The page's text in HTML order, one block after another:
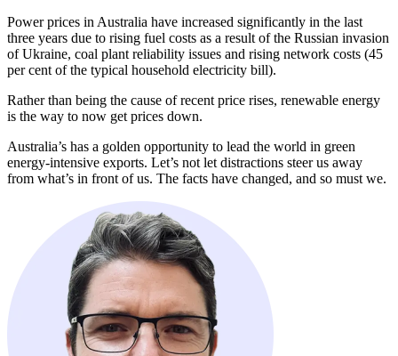
Power prices in Australia have increased significantly in the last
three years due to rising fuel costs as a result of the Russian invasion
of Ukraine, coal plant reliability issues and rising network costs (45
per cent of the typical household electricity bill).​​​​‌ ‍ ​‍​‍‌‍ ‌ ​‍‌‍‍‌‌‍‌ ‌‍‍‌‌‍ ‍​‍​‍​ ‍‍​‍​‍‌ ​ ‌‍​‌‌‍ ‍‌‍‍‌‌ ‌​‌ ‍‌​‍ ‍‌‍‍‌‌‍ ​‍​‍​‍ ​​‍​‍‌‍‍​‌ ​‍‌‍‌‌‌‍‌‍​‍​‍​ ‍‍​‍​‍‌‍‍​‌ ‌​‌ ‌​‌ ​​​ ‍‍​‍ ​‍ ‌‍ ​‌‍ ‌‍​ ‌‍​‌‌‍ ​‌‍‍​‌‍ ‌ ​ ‌ ‌​​ ‍‍​ ​ ​ ​ ​ ​ ​ ​ ​‍ ‌‍‍‌‌‍ ‍‌ ‌​‌‍‌‌‌‍ ‍‌ ‌​​‍ ‌‍‌‌‌‍‌​‌‍‍‌‌ ‌​​‍ ‌‍ ‌‌‍ ‌‍‌​‌‍‌‌​ ‌‌ ​​‌ ​‍‌‍‌‌‌ ​ ‌‍‌‌‌‍ ‍‌ ‌​‌‍​‌‌ ‌​‌‍‍‌‌‍ ‌‍ ‍​ ‍ ‌‍‍‌‌‍‌​​ ‌​ ​​‌‍​‌​ ‌‍​ ‌‌​ ‍​​ ‌‍​ ​​‌‍​‌​‍ ‌‌‍‌‌​ ‌​​ ​​​ ‌​​‍ ‌​ ‌​​ ​ ​ ‍‌​ ‌​​‍ ‌‌‍​‍‌‍‌​‌‍​ ​ ‌ ​‍ ‌​ ​ ​ ​​​ ‍‌​ ‌ ​ ​‌​ ‌‌‌‍​‍​ ​‍‌‍​‌​ ​‍​ ‍‌​ ‍​​ ‍ ‌ ‌​‌ ‍‌‌ ​​‌‍‌‌​ ‌‌‍ ‍‌‍‌‌‌ ‌ ‌ ​ ​ ‍ ‌ ​​‌‍​‌‌ ‌​‌‍‍​​ ‌‌‍​ ‌‍ ‌‍ ‍‌ ‌​‌‍‌‌‌‍ ‍‌ ‌​​‍‌‌​ ‌‌‌​​‍‌‌ ‌‍‍ ‌‍‌‌‌ ‍‌​‍‌‌​ ​ ‌​‌​​‍‌‌​ ​ ‌​‌​​‍‌‌​ ​‍​ ​‍​ ​​‌‍‌‍‌‍​‍​ ​ ​ ‍​​ ‌​​ ‌​‌‍‌‍‌‍​ ​ ‌‌‌‍‌‍‌‍‌‌​‍‌‌​ ​‍​ ​‍​‍‌‌​ ‌‌‌​‌​​‍ ‍‌‍​ ‌‍‍​‌‍‍‌‌‍ ​‌‍‌​‌ ​‍‌‍‌‌‌‍ ‍​‍‌‌​ ‌‌‌​​‍‌‌ ‌‍‍ ‌‍‌‌‌ ‍‌​‍‌‌​ ​ ‌​‌​​‍‌‌​ ​ ‌​‌​​‍‌‌​ ​‍​ ​‍​ ‌​​ ‌‍‌‍‌‍‌‍‌‌‌‍‌‍​ ‍‌​ ​ ‌‍​‍‌‍​ ​ ​​​ ‌‌‌‍‌‍​ ​​​‍‌‌​ ​‍​ ​‍​‍‌‌​ ‌‌‌​‌​​‍ ‍‌ ‌​‌‍‌‌‌ ‍​‌ ‌​​ ‌‍​‍‌‍​‌‌ ​ ‌‍‌‌‌‌‌‌‌ ​‍‌‍ ​​ ‌‌‍‍​‌ ‌​‌ ‌​‌ ​​​‍‌‌​ ​ ‌​​‌​‍‌‌​ ​‍‌​‌‍​‍‌‌​ ​‍‌​‌‍‌‍ ​‌‍ ‌‍​ ‌‍​‌‌‍ ​‌‍‍​‌‍ ‌ ​ ‌ ‌​​‍‌‌​ ​ ‌​​‌​ ​ ​ ​ ​ ​ ​ ​ ​‍‌‍‌‍‍‌‌‍‌​​ ‌​ ​​‌‍​‌​ ‌‍​ ‌‌​ ‍​​ ‌‍​ ​​‌‍​‌​‍ ‌‌‍‌‌​ ‌​​ ​​​ ‌​​‍ ‌​ ‌​​ ​ ​ ‍‌​ ‌​​‍ ‌‌‍​‍‌‍‌​‌‍​ ​ ‌ ​‍ ‌​ ​ ​ ​​​ ‍‌​ ‌ ​ ​‌​ ‌‌‌‍​‍​ ​‍‌‍​‌​ ​‍​ ‍‌​ ‍​​‍‌‍‌ ‌​‌ ‍‌‌ ​​‌‍‌‌​ ‌‌‍ ‍‌‍‌‌‌ ‌ ‌ ​ ​‍‌‍‌ ​​‌‍​‌‌ ‌​‌‍‍​​ ‌‌‍​ ‌‍ ‌‍ ‍‌ ‌​‌‍‌‌‌‍ ‍‌ ‌​​‍‌‌​ ‌‌‌​​‍‌‌ ‌‍‍ ‌‍‌‌‌ ‍‌​‍‌‌​ ​ ‌​‌​​‍‌‌​ ​ ‌​‌​​‍‌‌​ ​‍​ ​‍​ ​​‌‍‌‍‌‍​‍​ ​ ​ ‍​​ ‌​​ ‌​‌‍‌‍‌‍​ ​ ‌‌‌‍‌‍‌‍‌‌​‍‌‌​ ​‍​ ​‍​‍‌‌​ ‌‌‌​‌​​‍ ‍‌‍​ ‌‍‍​‌‍‍‌‌‍ ​‌‍‌​‌ ​‍‌‍‌‌‌‍ ‍​‍‌‌​ ‌‌‌​​‍‌‌ ‌‍‍ ‌‍‌‌‌ ‍‌​‍‌‌​ ​ ‌​‌​​‍‌‌​ ​ ‌​‌​​‍‌‌​ ​‍​ ​‍​ ‌​​ ‌‍‌‍‌‍‌‍‌‌‌‍‌‍​ ‍‌​ ​ ‌‍​‍‌‍​ ​ ​​​ ‌‌‌‍‌‍​ ​​​‍‌‌​ ​‍​ ​‍​‍‌‌​ ‌‌‌​‌​​‍ ‍‌ ‌​‌‍‌‌‌ ‍​‌ ‌​​‍‌‍‌ ​​‌‍‌‌‌ ​‍‌ ​ ‌ ​​‌‍‌‌‌‍​ ‌ ‌​‌‍‍‌‌ ‌‍‌‍‌‌​ ‌‌ ​​‌ ‌‌‌‍​‍‌‍ ​‌‍‍‌‌ ​ ‌‍‍​‌‍‌‌‌‍‌​​‍​‍‌ ‌
Rather than being the cause of recent price rises, renewable energy
is the way to now get prices down.​​​​‌ ‍ ​‍​‍‌‍ ‌ ​‍‌‍‍‌‌‍‌ ‌‍‍‌‌‍ ‍​‍​‍​ ‍‍​‍​‍‌ ​ ‌‍​‌‌‍ ‍‌‍‍‌‌ ‌​‌ ‍‌​‍ ‍‌‍‍‌‌‍ ​‍​‍​‍ ​​‍​‍‌‍‍​‌ ​‍‌‍‌‌‌‍‌‍​‍​‍​ ‍‍​‍​‍‌‍‍​‌ ‌​‌ ‌​‌ ​​​ ‍‍​‍ ​‍ ‌‍ ​‌‍ ‌‍​ ‌‍​‌‌‍ ​‌‍‍​‌‍ ‌ ​ ‌ ‌​​ ‍‍​ ​ ​ ​ ​ ​ ​ ​ ​‍ ‌‍‍‌‌‍ ‍‌ ‌​‌‍‌‌‌‍ ‍‌ ‌​​‍ ‌‍‌‌‌‍‌​‌‍‍‌‌ ‌​​‍ ‌‍ ‌‌‍ ‌‍‌​‌‍‌‌​ ‌‌ ​​‌ ​‍‌‍‌‌‌ ​ ‌‍‌‌‌‍ ‍‌ ‌​‌‍​‌‌ ‌​‌‍‍‌‌‍ ‌‍ ‍​ ‍ ‌‍‍‌‌‍‌​​ ‌​ ​​‌‍​‌​ ‌‍​ ‌‌​ ‍​​ ‌‍​ ​​‌‍​‌​‍ ‌‌‍‌‌​ ‌​​ ​​​ ‌​​‍ ‌​ ‌​​ ​ ​ ‍‌​ ‌​​‍ ‌‌‍​‍‌‍‌​‌‍​ ​ ‌ ​‍ ‌​ ​ ​ ​​​ ‍‌​ ‌ ​ ​‌​ ‌‌‌‍​‍​ ​‍‌‍​‌​ ​‍​ ‍‌​ ‍​​ ‍ ‌ ‌​‌ ‍‌‌ ​​‌‍‌‌​ ‌‌‍ ‍‌‍‌‌‌ ‌ ‌ ​ ​ ‍ ‌ ​​‌‍​‌‌ ‌​‌‍‍​​ ‌‌‍​ ‌‍ ‌‍ ‍‌ ‌​‌‍‌‌‌‍ ‍‌ ‌​​‍‌‌​ ‌‌‌​​‍‌‌ ‌‍‍ ‌‍‌‌‌ ‍‌​‍‌‌​ ​ ‌​‌​​‍‌‌​ ​ ‌​‌​​‍‌‌​ ​‍​ ​‍​ ‌‌​ ‍​​ ‌‍​ ​​​ ‌​​ ​​​ ​ ​ ‌ ‌‍‌​​ ​‍‌‍‌‍‌‍​ ​‍‌‌​ ​‍​ ​‍​‍‌‌​ ‌‌‌​‌​​‍ ‍‌‍​ ‌‍‍​‌‍‍‌‌‍ ​‌‍‌​‌ ​‍‌‍‌‌‌‍ ‍​‍‌‌​ ‌‌‌​​‍‌‌ ‌‍‍ ‌‍‌‌‌ ‍‌​‍‌‌​ ​ ‌​‌​​‍‌‌​ ​ ‌​‌​​‍‌‌​ ​‍​ ​‍‌‍​‍​ ​ ​ ​ ​ ​‍​ ‌ ​ ‍‌​ ‌‌​ ‌​​ ​ ​ ‌‍​ ‌ ​ ‌‍​ ​​​‍‌‌​ ​‍​ ​‍​‍‌‌​ ‌‌‌​‌​​‍ ‍‌ ‌​‌‍‌‌‌ ‍​‌ ‌​​ ‌‍​‍‌‍​‌‌ ​ ‌‍‌‌‌‌‌‌‌ ​‍‌‍ ​​ ‌‌‍‍​‌ ‌​‌ ‌​‌ ​​​‍‌‌​ ​ ‌​​‌​‍‌‌​ ​‍‌​‌‍​‍‌‌​ ​‍‌​‌‍‌‍ ​‌‍ ‌‍​ ‌‍​‌‌‍ ​‌‍‍​‌‍ ‌ ​ ‌ ‌​​‍‌‌​ ​ ‌​​‌​ ​ ​ ​ ​ ​ ​ ​ ​‍‌‍‌‍‍‌‌‍‌​​ ‌​ ​​‌‍​‌​ ‌‍​ ‌‌​ ‍​​ ‌‍​ ​​‌‍​‌​‍ ‌‌‍‌‌​ ‌​​ ​​​ ‌​​‍ ‌​ ‌​​ ​ ​ ‍‌​ ‌​​‍ ‌‌‍​‍‌‍‌​‌‍​ ​ ‌ ​‍ ‌​ ​ ​ ​​​ ‍‌​ ‌ ​ ​‌​ ‌‌‌‍​‍​ ​‍‌‍​‌​ ​‍​ ‍‌​ ‍​​‍‌‍‌ ‌​‌ ‍‌‌ ​​‌‍‌‌​ ‌‌‍ ‍‌‍‌‌‌ ‌ ‌ ​ ​‍‌‍‌ ​​‌‍​‌‌ ‌​‌‍‍​​ ‌‌‍​ ‌‍ ‌‍ ‍‌ ‌​‌‍‌‌‌‍ ‍‌ ‌​​‍‌‌​ ‌‌‌​​‍‌‌ ‌‍‍ ‌‍‌‌‌ ‍‌​‍‌‌​ ​ ‌​‌​​‍‌‌​ ​ ‌​‌​​‍‌‌​ ​‍​ ​‍​ ‌‌​ ‍​​ ‌‍​ ​​​ ‌​​ ​​​ ​ ​ ‌ ‌‍‌​​ ​‍‌‍‌‍‌‍​ ​‍‌‌​ ​‍​ ​‍​‍‌‌​ ‌‌‌​‌​​‍ ‍‌‍​ ‌‍‍​‌‍‍‌‌‍ ​‌‍‌​‌ ​‍‌‍‌‌‌‍ ‍​‍‌‌​ ‌‌‌​​‍‌‌ ‌‍‍ ‌‍‌‌‌ ‍‌​‍‌‌​ ​ ‌​‌​​‍‌‌​ ​ ‌​‌​​‍‌‌​ ​‍​ ​‍‌‍​‍​ ​ ​ ​ ​ ​‍​ ‌ ​ ‍‌​ ‌‌​ ‌​​ ​ ​ ‌‍​ ‌ ​ ‌‍​ ​​​‍‌‌​ ​‍​ ​‍​‍‌‌​ ‌‌‌​‌​​‍ ‍‌ ‌​‌‍‌‌‌ ‍​‌ ‌​​‍‌‍‌ ​​‌‍‌‌‌ ​‍‌ ​ ‌ ​​‌‍‌‌‌‍​ ‌ ‌​‌‍‍‌‌ ‌‍‌‍‌‌​ ‌‌ ​​‌ ‌‌‌‍​‍‌‍ ​‌‍‍‌‌ ​ ‌‍‍​‌‍‌‌‌‍‌​​‍​‍‌ ‌
Australia’s has a golden opportunity to lead the world in green
energy-intensive exports. Let’s not let distractions steer us away
from what’s in front of us. The facts have changed, and so must we.​​​​‌ ‍ ​‍​‍‌‍ ‌ ​‍‌‍‍‌‌‍‌ ‌‍‍‌‌‍ ‍​‍​‍​ ‍‍​‍​‍‌ ​ ‌‍​‌‌‍ ‍‌‍‍‌‌ ‌​‌ ‍‌​‍ ‍‌‍‍‌‌‍ ​‍​‍​‍ ​​‍​‍‌‍‍​‌ ​‍‌‍‌‌‌‍‌‍​‍​‍​ ‍‍​‍​‍‌‍‍​‌ ‌​‌ ‌​‌ ​​​ ‍‍​‍ ​‍ ‌‍ ​‌‍ ‌‍​ ‌‍​‌‌‍ ​‌‍‍​‌‍ ‌ ​ ‌ ‌​​ ‍‍​ ​ ​ ​ ​ ​ ​ ​ ​‍ ‌‍‍‌‌‍ ‍‌ ‌​‌‍‌‌‌‍ ‍‌ ‌​​‍ ‌‍‌‌‌‍‌​‌‍‍‌‌ ‌​​‍ ‌‍ ‌‌‍ ‌‍‌​‌‍‌‌​ ‌‌ ​​‌ ​‍‌‍‌‌‌ ​ ‌‍‌‌‌‍ ‍‌ ‌​‌‍​‌‌ ‌​‌‍‍‌‌‍ ‌‍ ‍​ ‍ ‌‍‍‌‌‍‌​​ ‌​ ​​‌‍​‌​ ‌‍​ ‌‌​ ‍​​ ‌‍​ ​​‌‍​‌​‍ ‌‌‍‌‌​ ‌​​ ​​​ ‌​​‍ ‌​ ‌​​ ​ ​ ‍‌​ ‌​​‍ ‌‌‍​‍‌‍‌​‌‍​ ​ ‌ ​‍ ‌​ ​ ​ ​​​ ‍‌​ ‌ ​ ​‌​ ‌‌‌‍​‍​ ​‍‌‍​‌​ ​‍​ ‍‌​ ‍​​ ‍ ‌ ‌​‌ ‍‌‌ ​​‌‍‌‌​ ‌‌‍ ‍‌‍‌‌‌ ‌ ‌ ​ ​ ‍ ‌ ​​‌‍​‌‌ ‌​‌‍‍​​ ‌‌‍​ ‌‍ ‌‍ ‍‌ ‌​‌‍‌‌‌‍ ‍‌ ‌​​‍‌‌​ ‌‌‌​​‍‌‌ ‌‍‍ ‌‍‌‌‌ ‍‌​‍‌‌​ ​ ‌​‌​​‍‌‌​ ​ ‌​‌​​‍‌‌​ ​‍​ ​‍‌‍‌‍​ ‌‌‌‍‌‌‌‍​ ‌‍‌‍​ ‌​​ ​‌​ ​‌​ ‍‌​ ‌​‌‍​ ‌‍‌‌​‍‌‌​ ​‍​ ​‍​‍‌‌​ ‌‌‌​‌​​‍ ‍‌‍​ ‌‍‍​‌‍‍‌‌‍ ​‌‍‌​‌ ​‍‌‍‌‌‌‍ ‍​‍‌‌​ ‌‌‌​​‍‌‌ ‌‍‍ ‌‍‌‌‌ ‍‌​‍‌‌​ ​ ‌​‌​​‍‌‌​ ​ ‌​‌​​‍‌‌​ ​‍​ ​‍​ ‌‍​ ​ ​ ​‍​ ‌‌‌‍​ ​ ​‌​ ​ ‌‍‌​‌‍‌‌​ ​​​ ​​​ ​​​ ​​​‍‌‌​ ​‍​ ​‍​‍‌‌​ ‌‌‌​‌​​‍ ‍‌ ‌​‌‍‌‌‌ ‍​‌ ‌​​ ‌‍​‍‌‍​‌‌ ​ ‌‍‌‌‌‌‌‌‌ ​‍‌‍ ​​ ‌‌‍‍​‌ ‌​‌ ‌​‌ ​​​‍‌‌​ ​ ‌​​‌​‍‌‌​ ​‍‌​‌‍​‍‌‌​ ​‍‌​‌‍‌‍ ​‌‍ ‌‍​ ‌‍​‌‌‍ ​‌‍‍​‌‍ ‌ ​ ‌ ‌​​‍‌‌​ ​ ‌​​‌​ ​ ​ ​ ​ ​ ​ ​ ​‍‌‍‌‍‍‌‌‍‌​​ ‌​ ​​‌‍​‌​ ‌‍​ ‌‌​ ‍​​ ‌‍​ ​​‌‍​‌​‍ ‌‌‍‌‌​ ‌​​ ​​​ ‌​​‍ ‌​ ‌​​ ​ ​ ‍‌​ ‌​​‍ ‌‌‍​‍‌‍‌​‌‍​ ​ ‌ ​‍ ‌​ ​ ​ ​​​ ‍‌​ ‌ ​ ​‌​ ‌‌‌‍​‍​ ​‍‌‍​‌​ ​‍​ ‍‌​ ‍​​‍‌‍‌ ‌​‌ ‍‌‌ ​​‌‍‌‌​ ‌‌‍ ‍‌‍‌‌‌ ‌ ‌ ​ ​‍‌‍‌ ​​‌‍​‌‌ ‌​‌‍‍​​ ‌‌‍​ ‌‍ ‌‍ ‍‌ ‌​‌‍‌‌‌‍ ‍‌ ‌​​‍‌‌​ ‌‌‌​​‍‌‌ ‌‍‍ ‌‍‌‌‌ ‍‌​‍‌‌​ ​ ‌​‌​​‍‌‌​ ​ ‌​‌​​‍‌‌​ ​‍​ ​‍‌‍‌‍​ ‌‌‌‍‌‌‌‍​ ‌‍‌‍​ ‌​​ ​‌​ ​‌​ ‍‌​ ‌​‌‍​ ‌‍‌‌​‍‌‌​ ​‍​ ​‍​‍‌‌​ ‌‌‌​‌​​‍ ‍‌‍​ ‌‍‍​‌‍‍‌‌‍ ​‌‍‌​‌ ​‍‌‍‌‌‌‍ ‍​‍‌‌​ ‌‌‌​​‍‌‌ ‌‍‍ ‌‍‌‌‌ ‍‌​‍‌‌​ ​ ‌​‌​​‍‌‌​ ​ ‌​‌​​‍‌‌​ ​‍​ ​‍​ ‌‍​ ​ ​ ​‍​ ‌‌‌‍​ ​ ​‌​ ​ ‌‍‌​‌‍‌‌​ ​​​ ​​​ ​​​ ​​​‍‌‌​ ​‍​ ​‍​‍‌‌​ ‌‌‌​‌​​‍ ‍‌ ‌​‌‍‌‌‌ ‍​‌ ‌​​‍‌‍‌ ​​‌‍‌‌‌ ​‍‌ ​ ‌ ​​‌‍‌‌‌‍​ ‌ ‌​‌‍‍‌‌ ‌‍‌‍‌‌​ ‌‌ ​​‌ ‌‌‌‍​‍‌‍ ​‌‍‍‌‌ ​ ‌‍‍​‌‍‌‌‌‍‌​​‍​‍‌ ‌